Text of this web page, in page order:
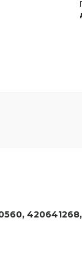
420641268,